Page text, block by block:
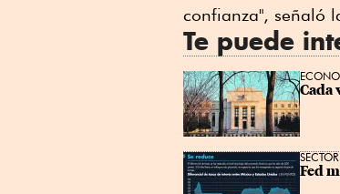
confianza", señaló
Te puede
Cada
Fed